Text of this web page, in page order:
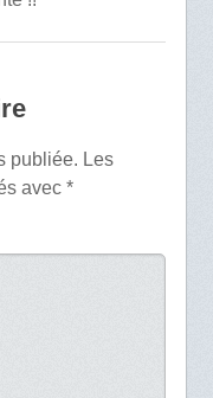
publiée. Les
avec *